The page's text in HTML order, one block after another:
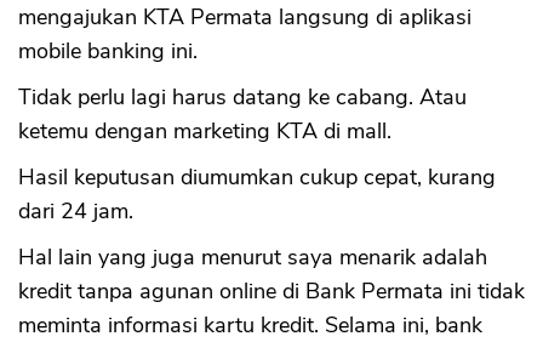
mengajukan KTA Permata langsung di aplikasi
mobile banking ini.
Tidak perlu lagi harus datang ke cabang. Atau
ketemu dengan marketing KTA di mall.
Hasil keputusan diumumkan cukup cepat, kurang
dari 24 jam.
Hal lain yang juga menurut saya menarik adalah
kredit tanpa agunan online di Bank Permata ini tidak
meminta informasi kartu kredit. Selama ini, bank